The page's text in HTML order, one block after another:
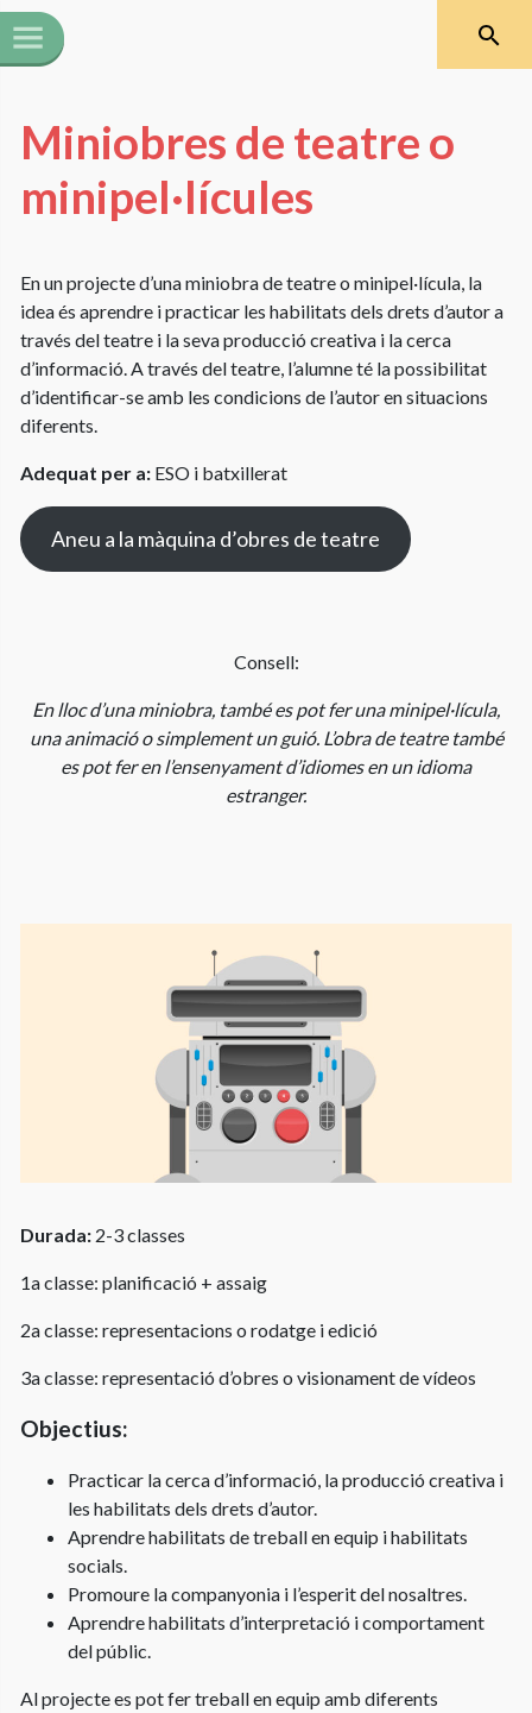
Miniobres de teatre o
minipel·lícules
En un projecte d’una miniobra de teatre o minipel·lícula, la
idea és aprendre i practicar les habilitats dels drets d’autor a
través del teatre i la seva producció creativa i la cerca
d’informació. A través del teatre, l’alumne té la possibilitat
d’identificar-se amb les condicions de l’autor en situacions
diferents.
Adequat per a: ESO i batxillerat
Aneu a la màquina d’obres de teatre
Consell:
En lloc d’una miniobra, també es pot fer una minipel·lícula,
una animació o simplement un guió. L’obra de teatre també
es pot fer en l’ensenyament d’idiomes en un idioma
estranger.
Durada: 2-3 classes
1a classe: planificació + assaig
2a classe: representacions o rodatge i edició
3a classe: representació d’obres o visionament de vídeos
Objectius:
Practicar la cerca d’informació, la producció creativa i
les habilitats dels drets d’autor.
Aprendre habilitats de treball en equip i habilitats
socials.
Promoure la companyonia i l’esperit del nosaltres.
Aprendre habilitats d’interpretació i comportament
del públic.
Al projecte es pot fer treball en equip amb diferents